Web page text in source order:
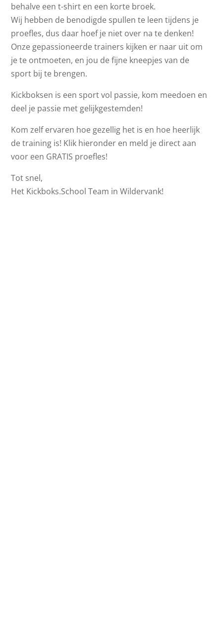
behalve een t-shirt en een korte broek.
Wij hebben de benodigde spullen te leen tijdens je
proefles, dus daar hoef je niet over na te denken!
Onze gepassioneerde trainers kijken er naar uit om
je te ontmoeten, en jou de fijne kneepjes van de
sport bij te brengen.
Kickboksen is een sport vol passie, kom meedoen en
deel je passie met gelijkgestemden!
Kom zelf ervaren hoe gezellig het is en hoe heerlijk
de training is! Klik hieronder en meld je direct aan
voor een GRATIS proefles!
Tot snel,
Het Kickboks.School Team in Wildervank!